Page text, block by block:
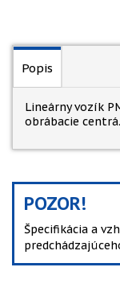
Popis
Lineárny vozík
obrábacie centrá.
POZOR!
Špecifikácia a